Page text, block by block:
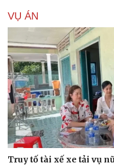
VỤ ÁN
Truy tố tài xế xe tải vụ